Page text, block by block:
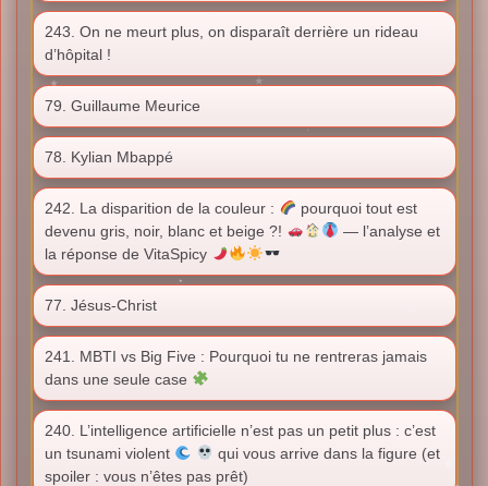
243. On ne meurt plus, on disparaît derrière un rideau
d’hôpital !
79. Guillaume Meurice
78. Kylian Mbappé
242. La disparition de la couleur :
pourquoi tout est
devenu gris, noir, blanc et beige ?!
— l’analyse et
la réponse de VitaSpicy
77. Jésus-Christ
241. MBTI vs Big Five : Pourquoi tu ne rentreras jamais
dans une seule case
240. L’intelligence artificielle n’est pas un petit plus : c’est
un tsunami violent
qui vous arrive dans la figure (et
spoiler : vous n’êtes pas prêt)